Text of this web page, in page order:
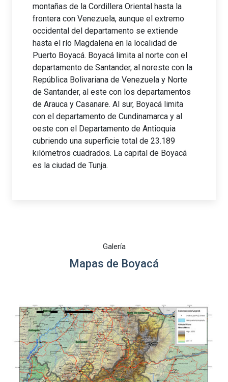
montañas de la Cordillera Oriental hasta la
frontera con Venezuela, aunque el extremo
occidental del departamento se extiende
hasta el río Magdalena en la localidad de
Puerto Boyacá. Boyacá limita al norte con el
departamento de Santander, al noreste con la
República Bolivariana de Venezuela y Norte
de Santander, al este con los departamentos
de Arauca y Casanare. Al sur, Boyacá limita
con el departamento de Cundinamarca y al
oeste con el Departamento de Antioquia
cubriendo una superficie total de 23.189
kilómetros cuadrados. La capital de Boyacá
es la ciudad de Tunja.
Galería
Mapas de Boyacá